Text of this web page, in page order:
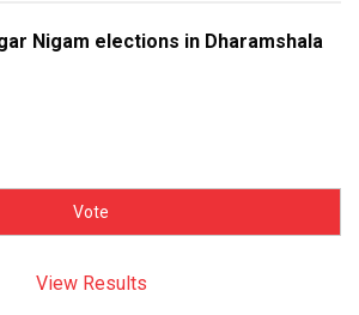
Nigam elections in Dharamshala
View Results